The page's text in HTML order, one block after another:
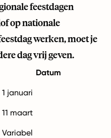
feestdagen
op nationale
werken, moet je
dag vrij geven.
Datum
1 januari
11 maart
Variabel